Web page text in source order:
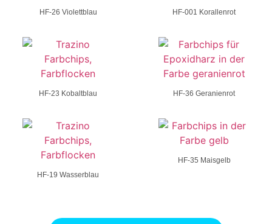
HF-26 Violettblau
HF-23 Kobaltblau
HF-19 Wasserblau
HF-001 Korallenrot
HF-36 Geranienrot
HF-35 Maisgelb